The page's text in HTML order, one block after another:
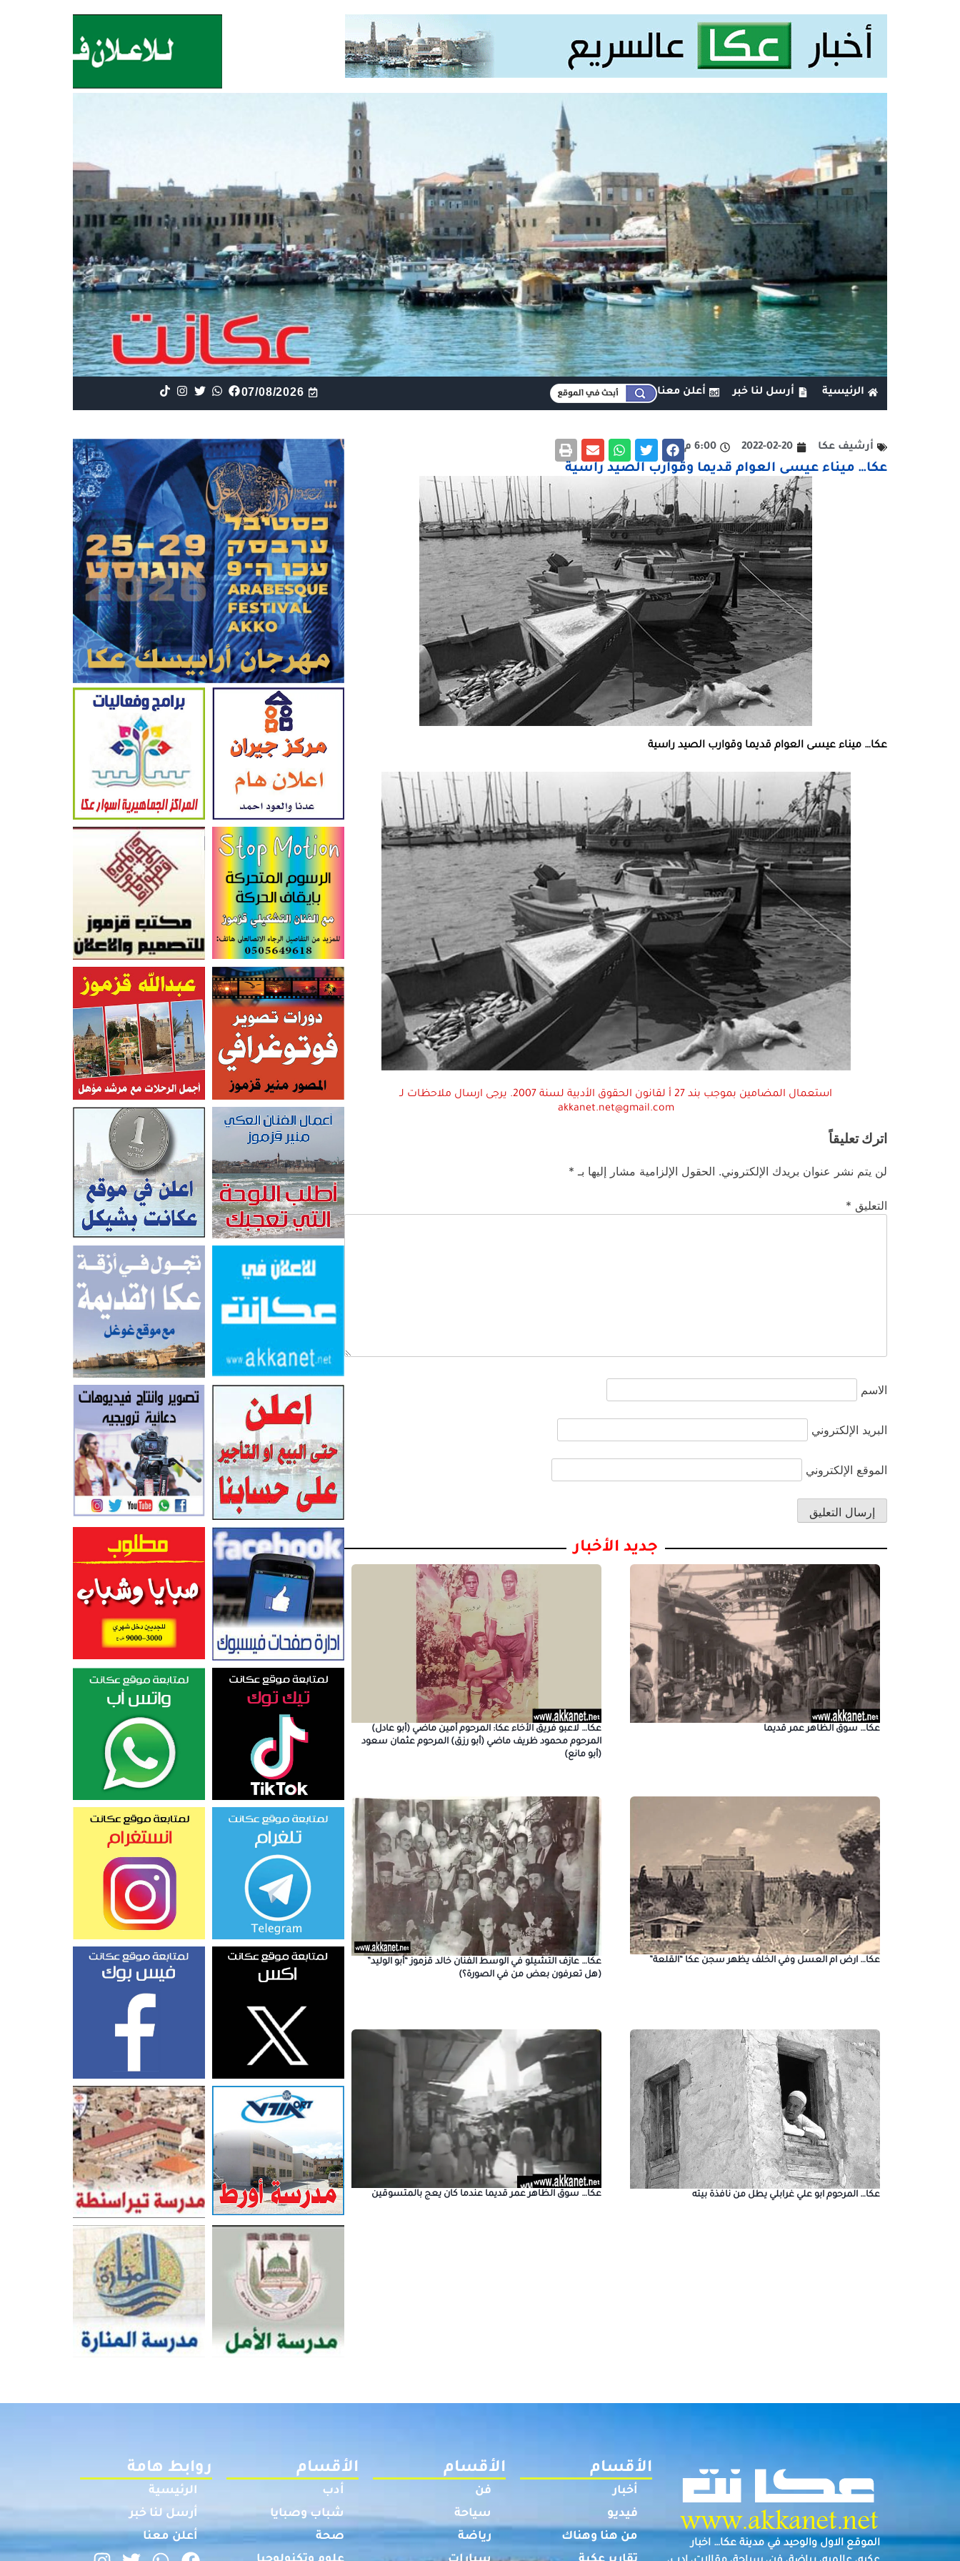
الرئيسية أرسل لنا خبر أعلن معنا 07/08/2026
أرشيف عكا 2022-02-20 6:00 م
عكا… ميناء عيسى العوام قديما وقوارب الصيد راسية
عكا… ميناء عيسى العوام قديما وقوارب الصيد راسية
استعمال المضامين بموجب بند 27 أ لقانون الحقوق الأدبية لسنة 2007. يرجى ارسال ملاحظات لـ
akkanet.net@gmail.com
اترك تعليقاً
لن يتم نشر عنوان بريدك الإلكتروني. الحقول الإلزامية مشار إليها بـ *
التعليق *
الاسم
البريد الإلكتروني
الموقع الإلكتروني
جديد الأخبار
عكا… سوق الظاهر عمر قديما
عكا… لاعبو فريق الأخاء عكا: المرحوم أمين ماضي (أبو عادل)
المرحوم محمود ظريف ماضي (أبو رزق) المرحوم عثمان سعود
(أبو مانع)
عكا… ارض ام العسل وفي الخلف يظهر سجن عكا “القلعة”
عكا… عازف التشيلو في الوسط الفنان خالد قزموز “أبو الوليد”
(هل تعرفون بعض من في الصورة؟)
عكا… المرحوم ابو علي غرابلي يطل من نافذة بيته عكا… سوق الظاهر عمر قديما عندما كان يعج بالمتسوقين
الموقع الاول والوحيد في مدينة عكا… اخبار
الأقسام
أخبار
فيديو
من هنا وهناك
الأقسام
فن
سياحة
رياضة
الأقسام
أدب
شباب وصبايا
صحة
روابط هامة
الرئيسية
أرسل لنا خبر
أعلن معنا